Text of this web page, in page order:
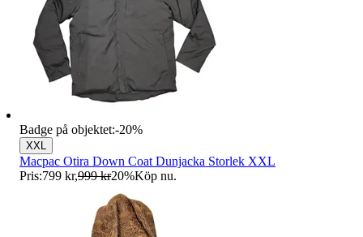
Badge på objektet:-20%
XXL
Macpac Otira Down Coat Dunjacka Storlek XXL
Pris:799 kr,999 kr20%Köp nu.